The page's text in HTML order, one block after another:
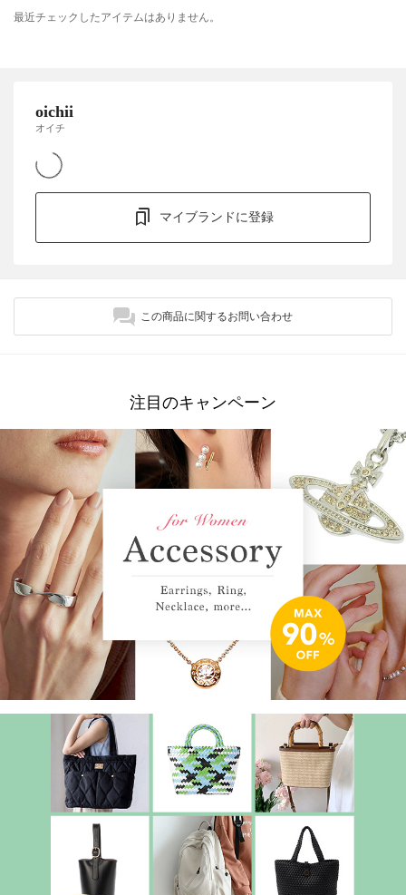
最近チェックしたアイテムはありません。
oichii
オイチ
マイブランドに登録
この商品に関するお問い合わせ
注目のキャンペーン